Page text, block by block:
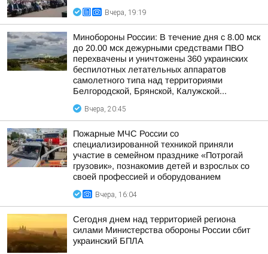
Вчера, 19:19
Минобороны России: В течение дня с 8.00 мск
до 20.00 мск дежурными средствами ПВО
перехвачены и уничтожены 360 украинских
беспилотных летательных аппаратов
самолетного типа над территориями
Белгородской, Брянской, Калужской...
Вчера, 20:45
Пожарные МЧС России со
специализированной техникой приняли
участие в семейном празднике «Потрогай
грузовик», познакомив детей и взрослых со
своей профессией и оборудованием
Вчера, 16:04
Сегодня днем над территорией региона
силами Министерства обороны России сбит
украинский БПЛА